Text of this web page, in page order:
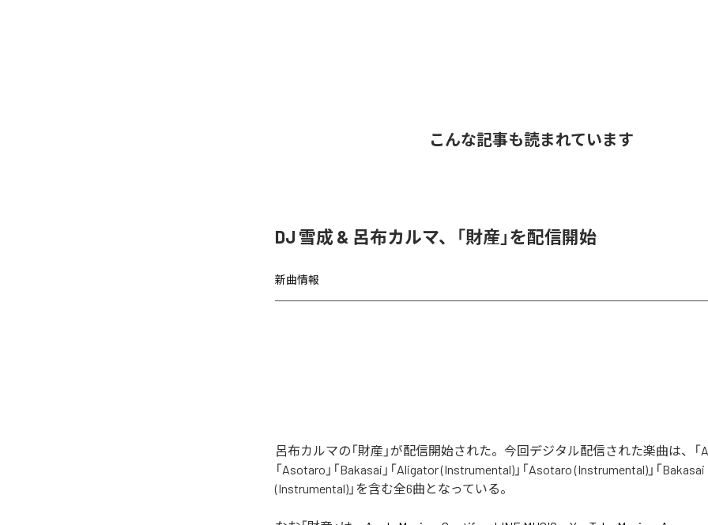
こんな記事も読まれています
DJ 雪成 & 呂布カルマ、「財産」を配信開始
新曲情報
呂布カルマの「財産」が配信開始された。今回デジタル配信された楽曲は、「
「Asotaro」「Bakasai」「Aligator (Instrumental)」「Asotaro (Instrumental)」「Bakasai
(Instrumental)」を含む全6曲となっている。